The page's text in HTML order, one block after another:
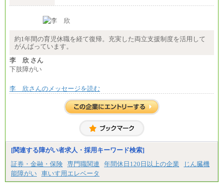
約1年間の育児休職を経て復帰。充実した両立支援制度を活用して
がんばっています。
李 欣 さん
下肢障がい
李 欣さんのメッセージを読む
[関連する障がい者求人・採用キーワード検索]
証券・金融・保険 専門職関連 年間休日120日以上の企業
じん臓機
能障がい 車いす用エレベータ